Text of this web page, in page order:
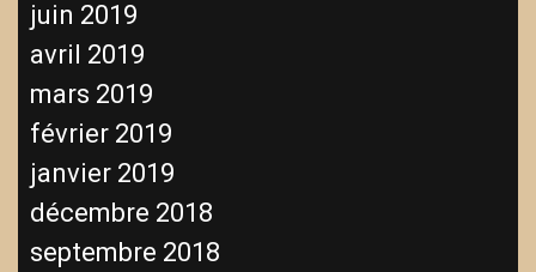
juin 2019
avril 2019
mars 2019
février 2019
janvier 2019
décembre 2018
septembre 2018